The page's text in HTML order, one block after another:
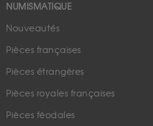
NUMISMATIQUE
Nouveautés
Pièces françaises
Pièces étrangères
Pièces royales françaises
Pièces féodales